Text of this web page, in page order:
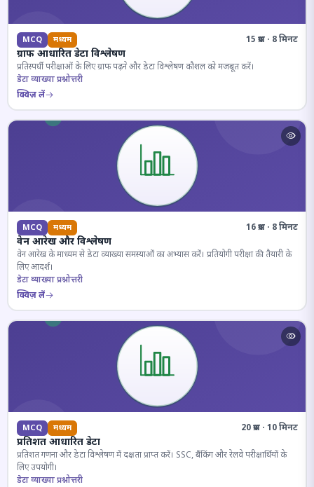
MCQ मध्यम 15 प्रश्न · 8 मिनट
ग्राफ आधारित डेटा विश्लेषण
प्रतिस्पर्धी परीक्षाओं के लिए ग्राफ पढ़ने और डेटा विश्लेषण कौशल को मजबूत करें।
डेटा व्याख्या प्रश्नोत्तरी
क्विज़ लें
MCQ मध्यम 16 प्रश्न · 8 मिनट
वेन आरेख और विश्लेषण
वेन आरेख के माध्यम से डेटा व्याख्या समस्याओं का अभ्यास करें। प्रतियोगी परीक्षा की तैयारी के
लिए आदर्श।
डेटा व्याख्या प्रश्नोत्तरी
क्विज़ लें
MCQ मध्यम 20 प्रश्न · 10 मिनट
प्रतिशत आधारित डेटा
प्रतिशत गणना और डेटा विश्लेषण में दक्षता प्राप्त करें। SSC, बैंकिंग और रेलवे परीक्षार्थियों के
लिए उपयोगी।
डेटा व्याख्या प्रश्नोत्तरी